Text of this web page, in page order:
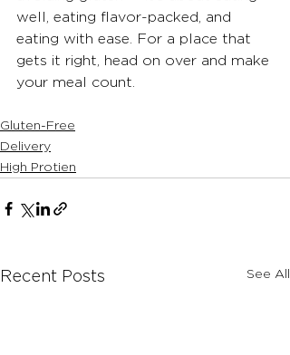
well, eating flavor-packed, and
eating with ease. For a place that
gets it right, head on over and make
your meal count.
Gluten-Free
Delivery
High Protien
Recent Posts See All